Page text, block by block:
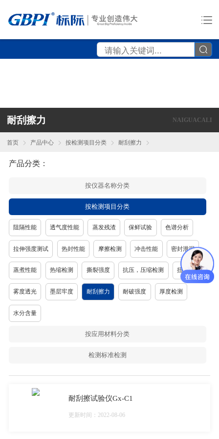
耐刮擦力 NAIGUACALI
首页 产品中心 按检测项目分类 耐刮擦力
产品分类：
按仪器名称分类
按检测项目分类
阻隔性能 透气度性能 蒸发残渣 保鲜试验 色谱分析
拉伸强度测试 热封性能 摩擦检测 冲击性能 密封泄漏
蒸煮性能 热缩检测 撕裂强度 抗压，压缩检测 扭力强度
雾度透光 墨层牢度 耐刮擦力 耐破强度 厚度检测
水分含量
按应用材料分类
检测标准检测
耐刮擦试验仪Gx-C1
更新时间：2022-08-06